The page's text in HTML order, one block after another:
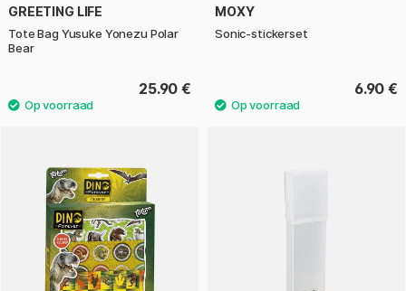
GREETING LIFE
Tote Bag Yusuke Yonezu Polar
Bear
25.90 €
MOXY
Sonic-stickerset
6.90 €